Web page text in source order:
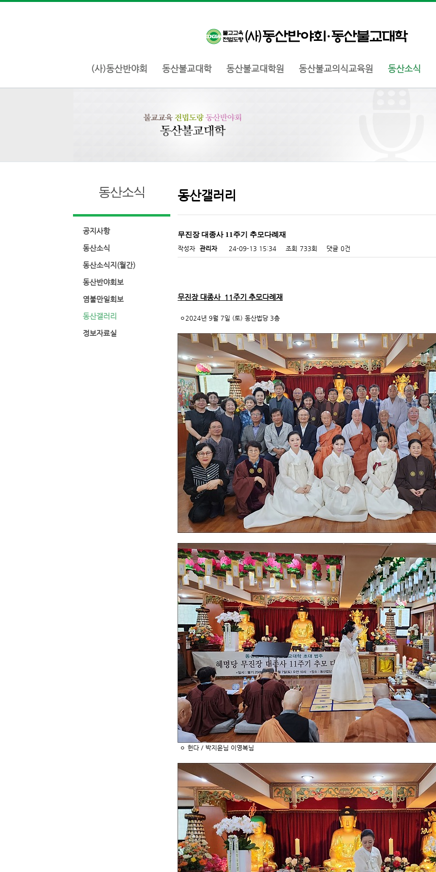
(사)동산반야회 동산불교대학 동산불교대학원 동산불교의식교육원 동산소식
동산소식
공지사항
동산소식
동산소식지(월간)
동산반야회보
염불만일회보
동산갤러리
정보자료실
동산갤러리
무진장 대종사 11주기 추모다례재
작성자 관리자 24-09-13 15:34 조회 733회 댓글 0건
무진장 대종사 11주기 추모다례재
ㅇ2024년 9월 7일 (토) 동산법당 3층
ㅇ 헌다 / 박지윤님 이영복님